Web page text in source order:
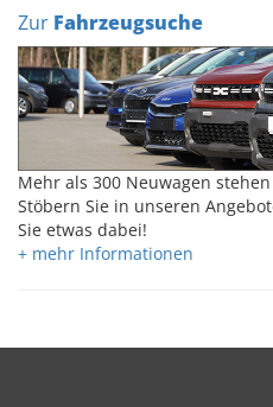
Zur Fahrzeugsuche
Mehr als 300 Neuwagen
Stöbern Sie in unseren
Sie etwas dabei!
+ mehr Informationen